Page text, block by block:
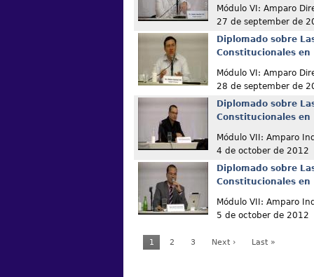
Módulo VI: Amparo
27 de september de
Diplomado sobre
Constitucionales en
Módulo VI: Amparo
28 de september de
Diplomado sobre
Constitucionales en
Módulo VII: Amparo
4 de october de 2012
Diplomado sobre
Constitucionales en
Módulo VII: Amparo
5 de october de 2012
1 2 3 Next › Last »